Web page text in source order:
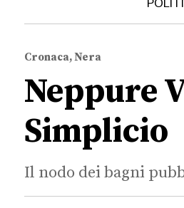
Cronaca, Nera
Neppure
Simplicio
Il nodo dei bagni